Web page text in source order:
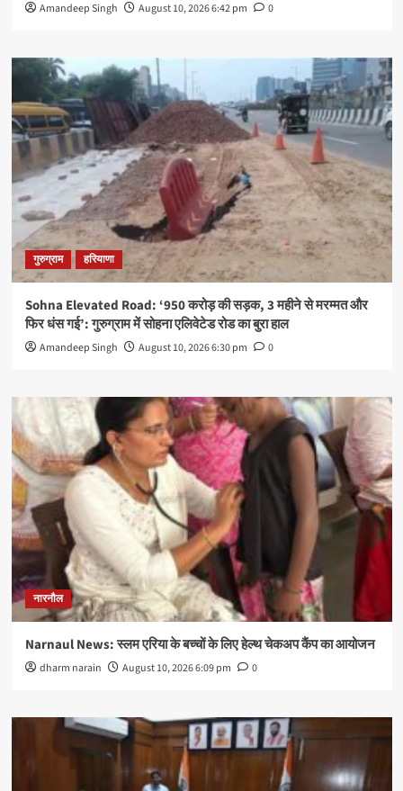
Amandeep Singh August 10, 2026 6:42 pm 0
गुरुग्राम हरियाणा
Sohna Elevated Road: ‘950 करोड़ की सड़क, 3 महीने से मरम्मत और
फिर धंस गई’: गुरुग्राम में सोहना एलिवेटेड रोड का बुरा हाल
Amandeep Singh August 10, 2026 6:30 pm 0
नारनौल
Narnaul News: स्लम एरिया के बच्चों के लिए हेल्थ चेकअप कैंप का आयोजन
dharm narain August 10, 2026 6:09 pm 0